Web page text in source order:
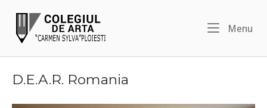
content
Menu
D.E.A.R. Romania